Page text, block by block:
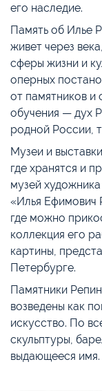
его наследие.
Память об Илье
живет через
сферы жизни и
оперных
от памятников и
обучения — дух
родной России,
Музеи и
где хранятся и
музей
«Илья Ефимович
где можно
коллекция его
картины,
Петербурге.
Памятники
возведены как
искусство. По
скульптуры,
выдающееся имя.